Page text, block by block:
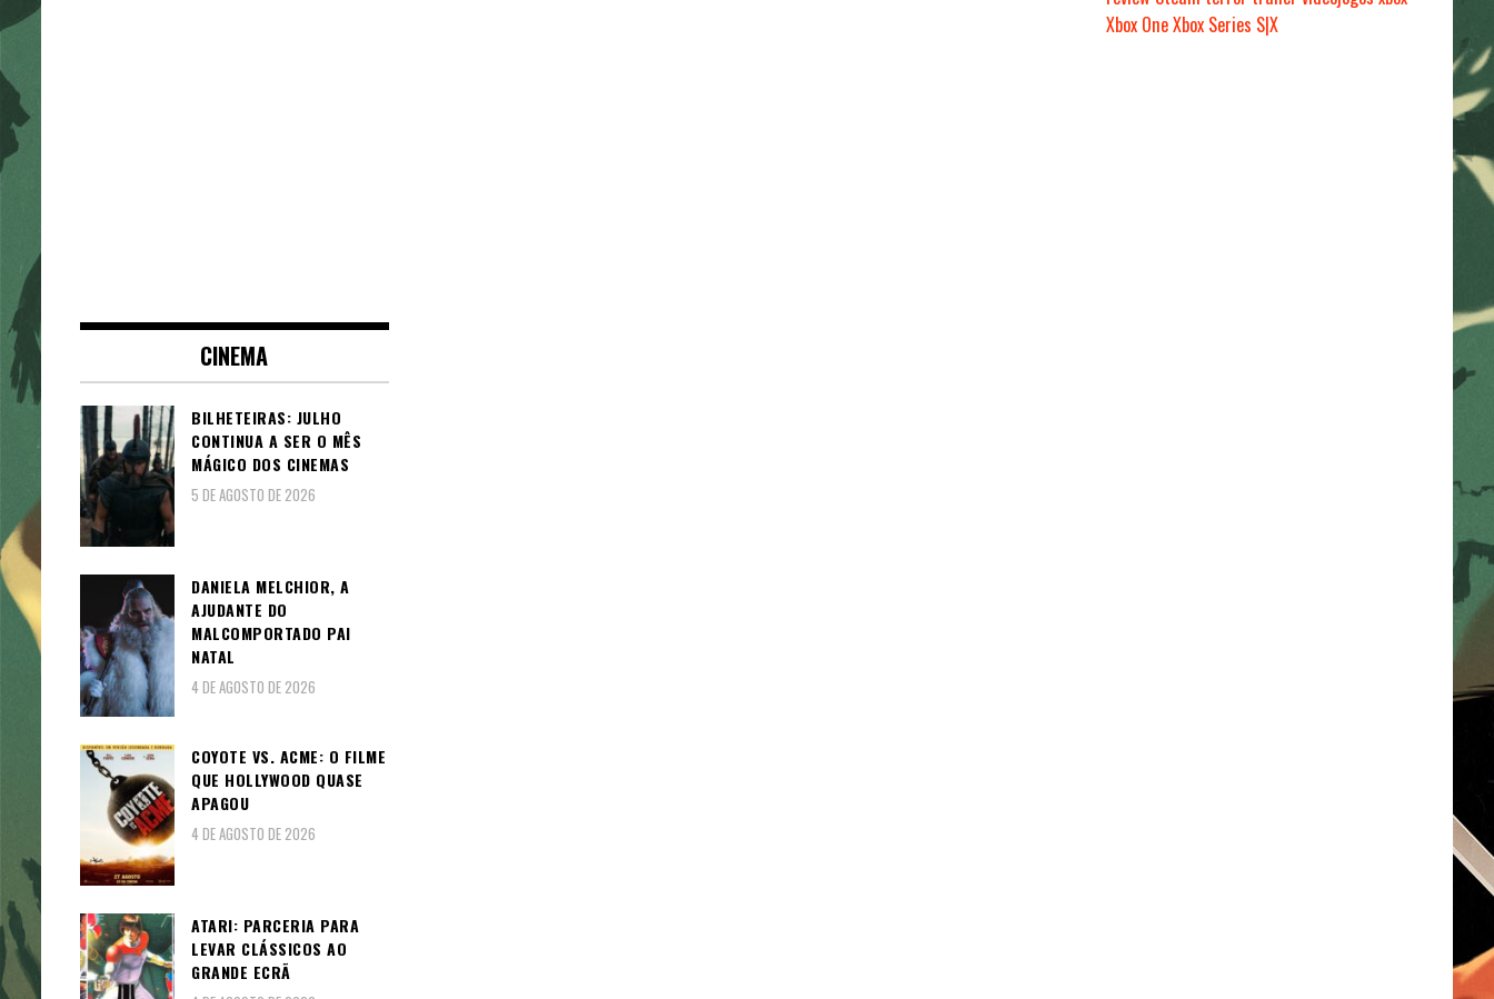
CINEMA
BILHETEIRAS: JULHO
CONTINUA A SER O MÊS
MÁGICO DOS CINEMAS
5 DE AGOSTO DE 2026
DANIELA MELCHIOR, A
AJUDANTE DO
MALCOMPORTADO PAI
NATAL
4 DE AGOSTO DE 2026
COYOTE VS. ACME: O FILME
QUE HOLLYWOOD QUASE
APAGOU
4 DE AGOSTO DE 2026
ATARI: PARCERIA PARA
LEVAR CLÁSSICOS AO
GRANDE ECRÃ
Xbox OneXbox Series S|X